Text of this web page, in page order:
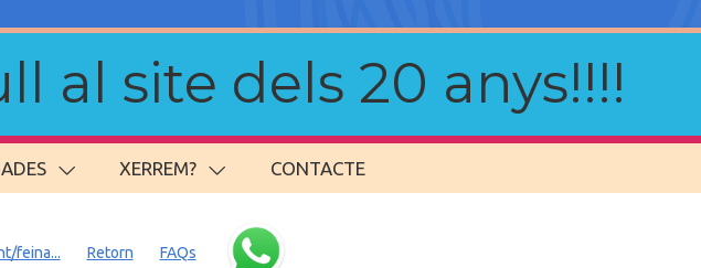
al site dels 20 anys!!!!
XERREM? CONTACTE
feina... Retorn FAQs